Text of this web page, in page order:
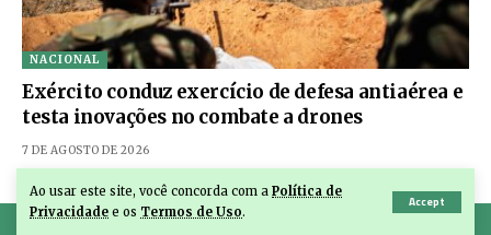
Ao usar este site, você concorda com a Política de
Privacidade e os Termos de Uso.
Accept
NACIONAL
Exército conduz exercício de defesa antiaérea e
testa inovações no combate a drones
7 DE AGOSTO DE 2026